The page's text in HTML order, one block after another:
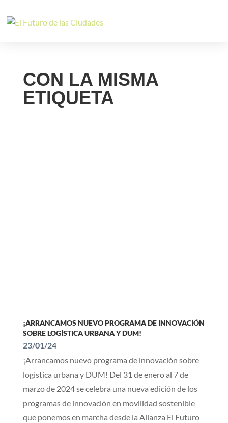
¡ARRANCAMOS NUEVO PROGRAMA DE INNOVACIÓN
SOBRE LOGÍSTICA URBANA Y DUM!
23/01/24
¡Arrancamos nuevo programa de innovación sobre
logística urbana y DUM! Del 31 de enero al 7 de
marzo de 2024 se celebra una nueva edición de los
programas de innovación en movilidad sostenible
que ponemos en marcha desde la Alianza El Futuro